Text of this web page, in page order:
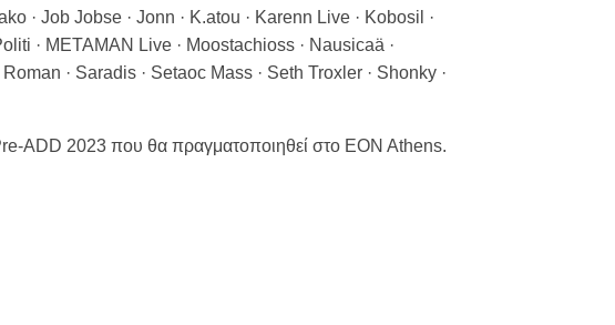
· Job Jobse · Jonn · K.atou · Karenn Live · Kobosil ·
· METAMAN Live · Moostachioss · Nausicaä ·
· Saradis · Setaoc Mass · Seth Troxler · Shonky ·
ADD 2023 που θα πραγματοποιηθεί στο EON Athens.